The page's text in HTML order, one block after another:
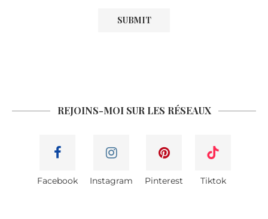
REJOINS-MOI SUR LES RÉSEAUX
Facebook Instagram Pinterest Tiktok